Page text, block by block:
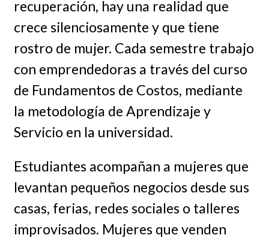
recuperación, hay una realidad que
crece silenciosamente y que tiene
rostro de mujer. Cada semestre trabajo
con emprendedoras a través del curso
de Fundamentos de Costos, mediante
la metodología de Aprendizaje y
Servicio en la universidad.
Estudiantes acompañan a mujeres que
levantan pequeños negocios desde sus
casas, ferias, redes sociales o talleres
improvisados. Mujeres que venden